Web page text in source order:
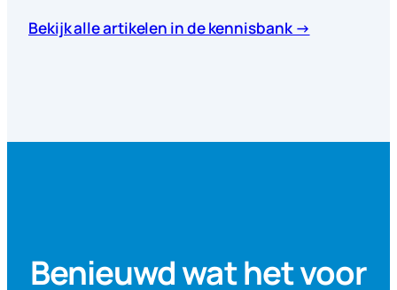
Bekijk alle artikelen in de kennisbank →
Benieuwd wat het voor